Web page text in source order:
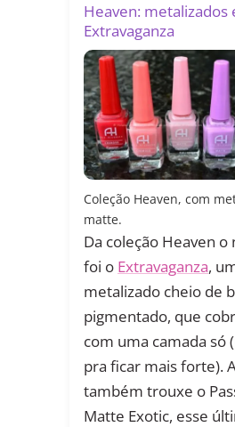
Heaven: metalizados
Extravaganza
Coleção Heaven, com
matte.
Da coleção Heaven o
foi o Extravaganza,
metalizado cheio de
pigmentado, que
com uma camada só
pra ficar mais forte).
também trouxe o
Matte Exotic, esse